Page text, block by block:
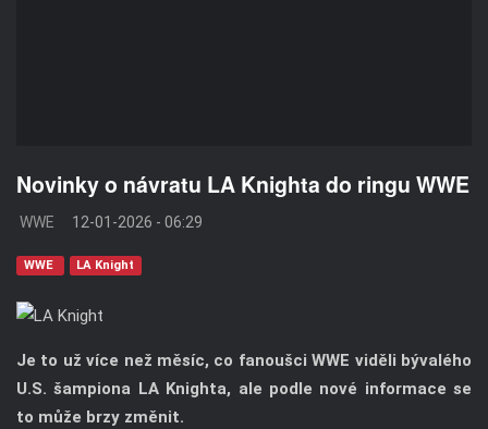
Novinky o návratu LA Knighta do ringu WWE
WWE 12-01-2026 - 06:29
WWE LA Knight
Je to už více než měsíc, co fanoušci WWE viděli bývalého
U.S. šampiona LA Knighta, ale podle nové informace se
to může brzy změnit.